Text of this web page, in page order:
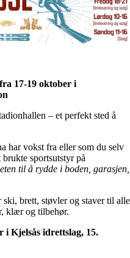
17-19 oktober i
– et perfekt sted å
har vokst fra eller som du selv
sportsutstyr på
til å rydde i boden, garasjen,
brett, støvler og staver til alle
klær og tilbehør.
i Kjelsås idrettslag, 15.